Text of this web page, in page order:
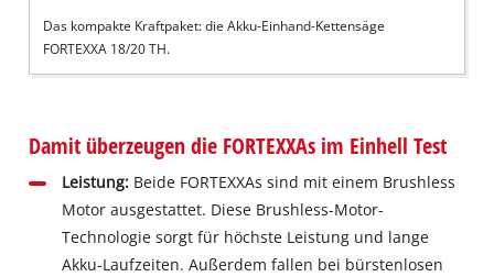
Das kompakte Kraftpaket: die Akku-Einhand-Kettensäge
FORTEXXA 18/20 TH.
Damit überzeugen die FORTEXXAs im Einhell Test
Leistung: Beide FORTEXXAs sind mit einem Brushless
Motor ausgestattet. Diese Brushless-Motor-
Technologie sorgt für höchste Leistung und lange
Akku-Laufzeiten. Außerdem fallen bei bürstenlosen